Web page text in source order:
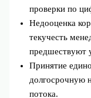
проверки по
Недооценка
текучесть
предшествуют
Принятие
долгосрочную
потока.